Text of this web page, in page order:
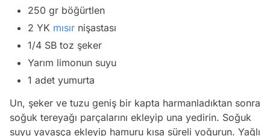
250 gr böğürtlen
2 YK mısır nişastası
1/4 SB toz şeker
Yarım limonun suyu
1 adet yumurta
Un, şeker ve tuzu geniş bir kapta harmanladıktan sonra
soğuk tereyağı parçalarını ekleyip una yedirin. Soğuk
suyu yavaşça ekleyip hamuru kısa süreli yoğurun. Yağlı